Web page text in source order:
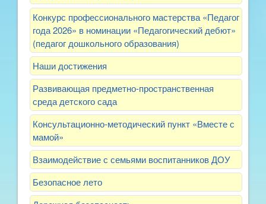
Конкурс профессионального мастерства «Педагог
года 2026» в номинации «Педагогический дебют»
(педагог дошкольного образования)
Наши достижения
Развивающая предметно-пространственная
среда детского сада
Консультационно-методический пункт «Вместе с
мамой»
Взаимодействие с семьями воспитанников ДОУ
Безопасное лето